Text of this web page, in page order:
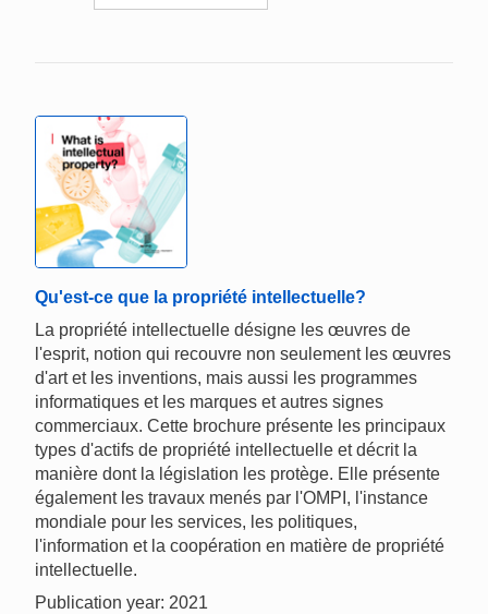
Qu'est-ce que la propriété intellectuelle?
La propriété intellectuelle désigne les œuvres de
l'esprit, notion qui recouvre non seulement les œuvres
d'art et les inventions, mais aussi les programmes
informatiques et les marques et autres signes
commerciaux. Cette brochure présente les principaux
types d'actifs de propriété intellectuelle et décrit la
manière dont la législation les protège. Elle présente
également les travaux menés par l'OMPI, l'instance
mondiale pour les services, les politiques,
l'information et la coopération en matière de propriété
intellectuelle.
Publication year: 2021